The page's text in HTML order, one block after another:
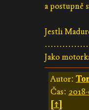
a postupně
Jestli
Jako
Autor:
Čas:
[↑]